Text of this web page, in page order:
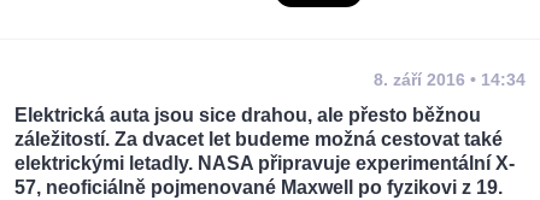
8. září 2016 • 14:34
Elektrická auta jsou sice drahou, ale přesto běžnou
záležitostí. Za dvacet let budeme možná cestovat také
elektrickými letadly. NASA připravuje experimentální X-
57, neoficiálně pojmenované Maxwell po fyzikovi z 19.